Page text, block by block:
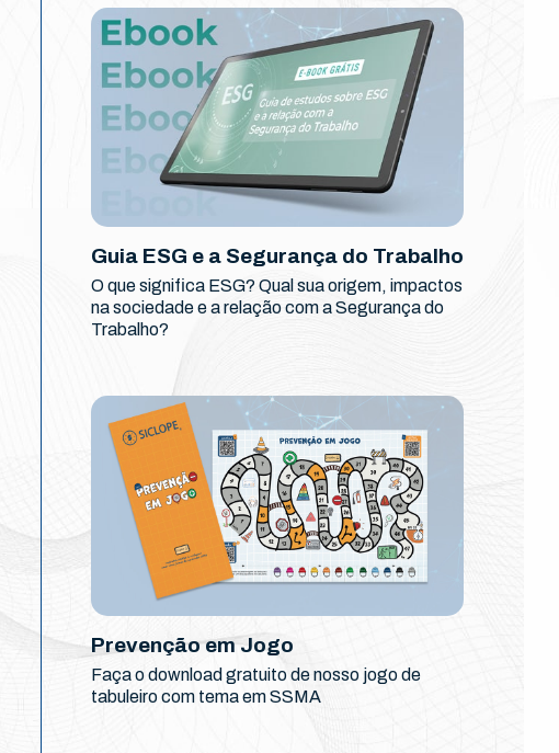
Guia ESG e a Segurança do Trabalho
O que significa ESG? Qual sua origem, impactos
na sociedade e a relação com a Segurança do
Trabalho?
Prevenção em Jogo
Faça o download gratuito de nosso jogo de
tabuleiro com tema em SSMA